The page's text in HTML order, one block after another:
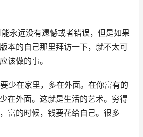
永远没有遗憾或者错误，但是如果
本的自己那里拜访一下，就不太可
该做的事。
少在家里，多在外面。在你富有的
在外面。这就是生活的艺术。穷得
富的时候，钱要花给自己。很多